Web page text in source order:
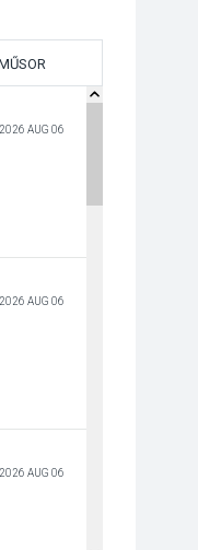
2026 AUG 06
2026 AUG 06
2026 AUG 06